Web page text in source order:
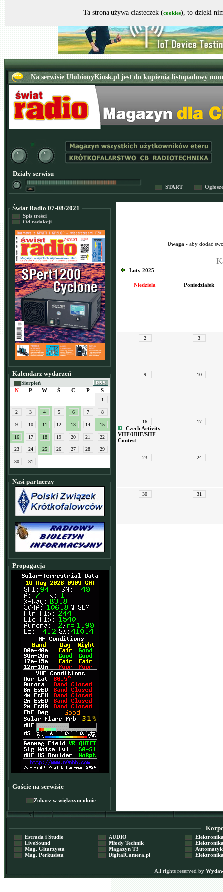
Działy serwisu
START
Świat Radio 07-08/2021
Spis treści
Od redakcji
Kalendarz wydarzeń
Sierpień
N
P W Ś C P S
1
2 3 4 5 6 7 8
9 10 11 12 13 14 15
16 17 18 19 20 21 22
23 24 25 26 27 28 29
30 31
Nasi partnerzy
Propagacja
Goście na serwisie
Zobacz w większym oknie
Uwaga - aby dodać
Luty 2025
Niedziela Poniedziałek
2 3
9 10
16
Czech Activity
VHF/UHF/SHF
Contest
17
23 24
30 31
Estrada i Studio
LiveSound
Mag. Gitarzysta
Mag. Perkusista
AUDIO
Młody Technik
Magazyn T3
DigitalCamera.pl
Elektronika
Elektronika
Automatyka
Elektronika
All rights reserved by
Ta strona używa ciasteczek (cookies), to dzięki